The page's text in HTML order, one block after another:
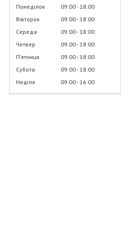
Понеділок 09:00 18:00
Вівторок
09:00 18:00
Середа
09:00 18:00
Четвер
09:00 18:00
Пʼятниця
09:00 18:00
Субота
09:00 18:00
Неділя
09:00 16:00